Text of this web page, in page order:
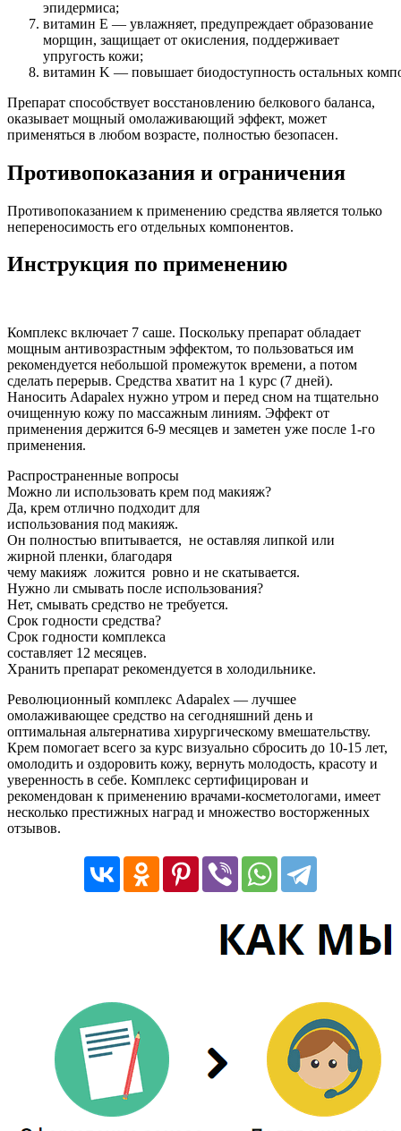
эпидермиса;
витамин E — увлажняет, предупреждает образование
морщин, защищает от окисления, поддерживает
упругость кожи;
витамин K — повышает биодоступность остальных
Препарат способствует восстановлению белкового баланса,
оказывает мощный омолаживающий эффект, может
применяться в любом возрасте, полностью безопасен.
Противопоказания и ограничения
Противопоказанием к применению средства является только
непереносимость его отдельных компонентов.
Инструкция по применению
Комплекс включает 7 саше. Поскольку препарат обладает
мощным антивозрастным эффектом, то пользоваться им
рекомендуется небольшой промежуток времени, а потом
сделать перерыв. Средства хватит на 1 курс (7 дней).
Наносить Adapalex нужно утром и перед сном на тщательно
очищенную кожу по массажным линиям. Эффект от
применения держится 6-9 месяцев и заметен уже после 1-го
применения.
Распространенные вопросы
Можно ли использовать крем под макияж?
Да, крем отлично подходит для
использования под макияж.
Он полностью впитывается, не оставляя липкой или
жирной пленки, благодаря
чему макияж ложится ровно и не скатывается.
Нужно ли смывать после использования?
Нет, смывать средство не требуется.
Срок годности средства?
Срок годности комплекса
составляет 12 месяцев.
Хранить препарат рекомендуется в холодильнике.
Революционный комплекс Adapalex — лучшее
омолаживающее средство на сегодняшний день и
оптимальная альтернатива хирургическому вмешательству.
Крем помогает всего за курс визуально сбросить до 10-15 лет,
омолодить и оздоровить кожу, вернуть молодость, красоту и
уверенность в себе. Комплекс сертифицирован и
рекомендован к применению врачами-косметологами, имеет
несколько престижных наград и множество восторженных
отзывов.